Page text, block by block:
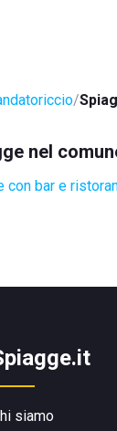
nel
con bar e
siamo